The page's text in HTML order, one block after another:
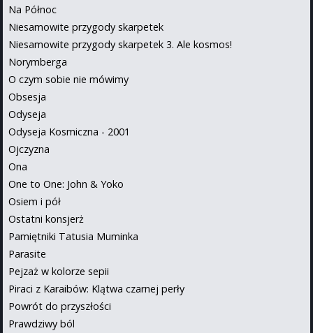
Na Północ
Niesamowite przygody skarpetek
Niesamowite przygody skarpetek 3. Ale kosmos!
Norymberga
O czym sobie nie mówimy
Obsesja
Odyseja
Odyseja Kosmiczna - 2001
Ojczyzna
Ona
One to One: John & Yoko
Osiem i pół
Ostatni konsjerż
Pamiętniki Tatusia Muminka
Parasite
Pejzaż w kolorze sepii
Piraci z Karaibów: Klątwa czarnej perły
Powrót do przyszłości
Prawdziwy ból